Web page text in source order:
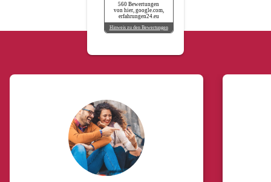
560 Bewertungen
von hier, google.com,
erfahrungen24.eu
Hinweis zu den Bewertungen